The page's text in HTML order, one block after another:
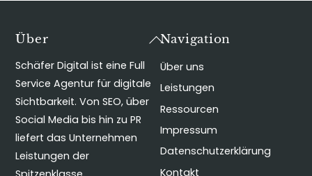
Back
Top
Über
Schäfer Digital ist eine Full
Service Agentur für digitale
Sichtbarkeit. Von SEO, über
Social Media bis hin zu PR
liefert das Unternehmen
Leistungen der
Navigation
Über uns
Leistungen
Ressourcen
Impressum
Datenschutzerklärung
Kontakt